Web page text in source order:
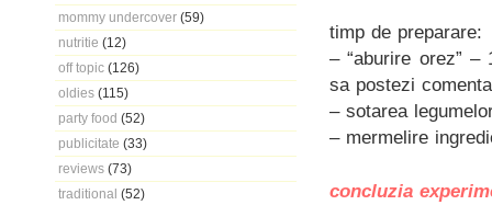
mommy undercover (59)
nutritie (12)
off topic (126)
oldies (115)
party food (52)
publicitate (33)
reviews (73)
traditional (52)
timp de preparare:
– “aburire orez”
sa postezi
– sotarea
– mermelire
concluzia